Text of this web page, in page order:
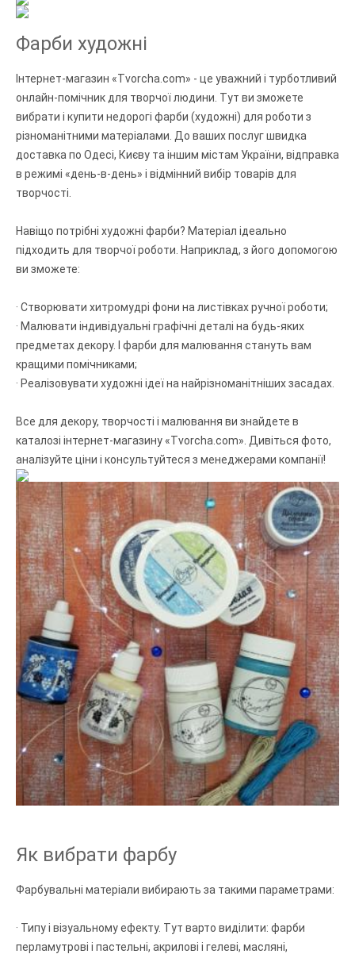
Фарби художні
Інтернет-магазин «Tvorcha.com» - це уважний і турботливий
онлайн-помічник для творчої людини. Тут ви зможете
вибрати і купити недорогі фарби (художні) для роботи з
різноманітними матеріалами. До ваших послуг швидка
доставка по Одесі, Києву та іншим містам України, відправка
в режимі «день-в-день» і відмінний вибір товарів для
творчості.
Навіщо потрібні художні фарби? Матеріал ідеально
підходить для творчої роботи. Наприклад, з його допомогою
ви зможете:
· Створювати хитромудрі фони на листівках ручної роботи;
· Малювати індивідуальні графічні деталі на будь-яких
предметах декору. І фарби для малювання стануть вам
кращими помічниками;
· Реалізовувати художні ідеї на найрізноманітніших засадах.
Все для декору, творчості і малювання ви знайдете в
каталозі інтернет-магазину «Tvorcha.com». Дивіться фото,
аналізуйте ціни і консультуйтеся з менеджерами компанії!
Як вибрати фарбу
Фарбувальні матеріали вибирають за такими параметрами:
· Типу і візуальному ефекту. Тут варто виділити: фарби
перламутрові і пастельні, акрилові і гелеві, масляні,